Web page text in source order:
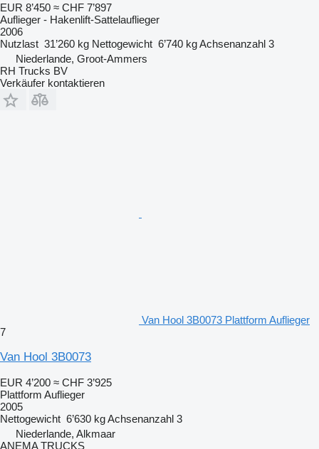
EUR 8’450 ≈ CHF 7’897
Auflieger - Hakenlift-Sattelauflieger
2006
Nutzlast 31’260 kg Nettogewicht 6’740 kgAchsenanzahl 3
Niederlande, Groot-Ammers
RH Trucks BV
Verkäufer kontaktieren
Van Hool 3B0073 Plattform Auflieger
7
Van Hool 3B0073
EUR 4’200 ≈ CHF 3’925
Plattform Auflieger
2005
Nettogewicht 6’630 kgAchsenanzahl 3
Niederlande, Alkmaar
ANEMA TRUCKS